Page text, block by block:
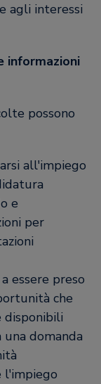
agli interessi
informazioni
possono
all'impiego
e
per
essere preso
che
disponibili
domanda
l'impiego